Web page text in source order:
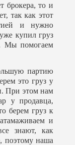
брокера, то и
так как этот
и нужно
купил груз
Мы помогаем
партию
это груз у
При этом нам
у продавца,
берем груз к
и
знают, как
поэтому наша